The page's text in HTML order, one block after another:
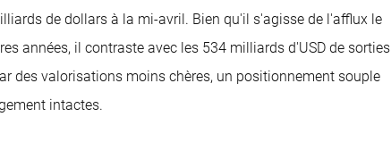
de dollars à la mi-avril. Bien qu'il s'agisse de l'afflux le
années, il contraste avec les 534 milliards d'USD de sorties
des valorisations moins chères, un positionnement souple
intactes.